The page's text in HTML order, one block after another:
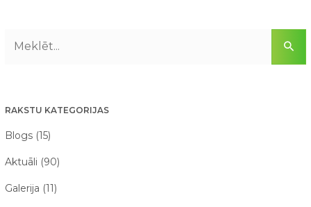
RAKSTU KATEGORIJAS
Blogs (15)
Aktuāli (90)
Galerija (11)